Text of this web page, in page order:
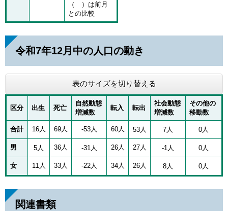
（ ）は前月
との比較
令和7年12月中の人口の動き
表のサイズを切り替える
区分 出生 死亡
自然動態
増減数
転入 転出
社会動態
増減数
その他の
移動数
合計 16人 69人 -53人 60人 53人 7人 0人
男 5人 36人 -31人 26人 27人 -1人 0人
女 11人 33人 -22人 34人 26人 8人 0人
関連書類